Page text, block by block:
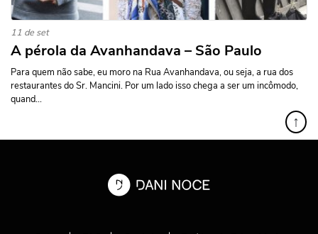
11 de set
A pérola da Avanhandava – São Paulo
Para quem não sabe, eu moro na Rua Avanhandava, ou seja, a rua dos
restaurantes do Sr. Mancini. Por um lado isso chega a ser um incômodo,
quand...
↑